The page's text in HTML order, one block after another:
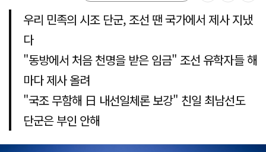
우리 민족의 시조 단군, 조선 땐 국가에서 제사 지냈
다
"동방에서 처음 천명을 받은 임금" 조선 유학자들 해
마다 제사 올려
"국조 무함해 日 내선일체론 보강" 친일 최남선도
단군은 부인 안해